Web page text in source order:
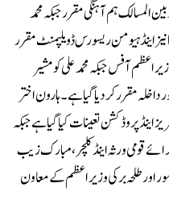
المسالک ہم آہنگی مقرر جبکہ محمد
اینڈ ہیومن ریسورس ڈویلپمنٹ مقرر
آفس جبکہ محمد علی کو مشیر
داخلہ مقرر کر دیاگیا ہے۔ہارون اختر
پروڈکشن تعینات کیا گیا ہے جبکہ
قومی ورثہ اینڈ کلچر، مبارک زیب
اور طلحہ برکی وزیراعظم کے معاون